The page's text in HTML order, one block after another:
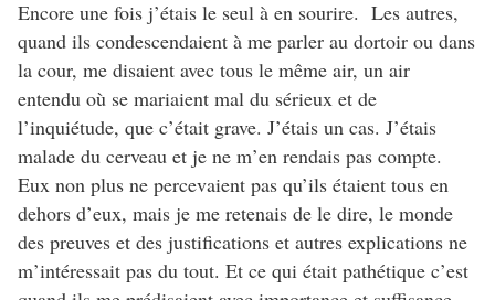
Encore une fois j’étais le seul à en sourire. Les autres,
quand ils condescendaient à me parler au dortoir ou dans
la cour, me disaient avec tous le même air, un air
entendu où se mariaient mal du sérieux et de
l’inquiétude, que c’était grave. J’étais un cas. J’étais
malade du cerveau et je ne m’en rendais pas compte.
Eux non plus ne percevaient pas qu’ils étaient tous en
dehors d’eux, mais je me retenais de le dire, le monde
des preuves et des justifications et autres explications ne
m’intéressait pas du tout. Et ce qui était pathétique c’est